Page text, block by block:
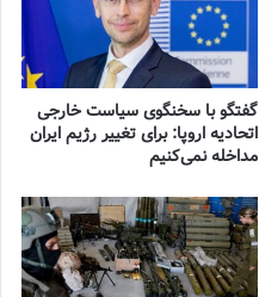
گفتگو با سخنگوی سیاست خارجی
اتحادیه اروپا: برای تغییر رژیم ایران
مداخله نمی‌کنیم